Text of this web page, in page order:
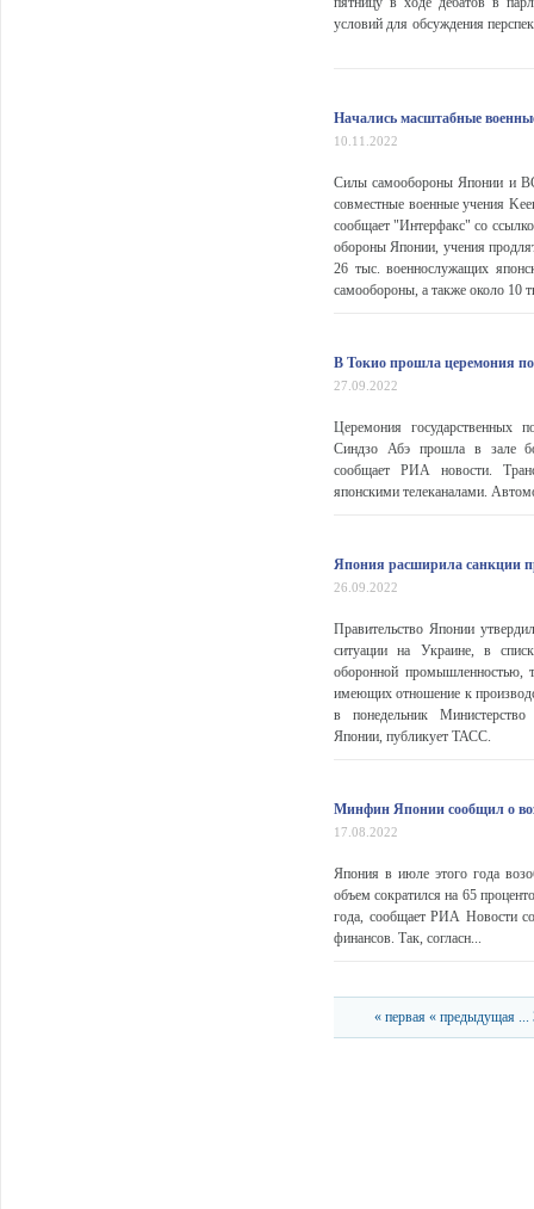
условий для обсуждения
Начались масштабные
10.11.2022
Силы самообороны Японии и
совместные военные учения
сообщает "Интерфакс" со
обороны Японии, учения
26 тыс. военнослужащих
самообороны, а также около 10
В Токио прошла церемония
27.09.2022
Церемония государственных
Синдзо Абэ прошла в зале
сообщает РИА новости.
японскими телеканалами.
Япония расширила санкции
26.09.2022
Правительство Японии
ситуации на Украине, в
оборонной промышленностью,
имеющих отношение к
в понедельник
Японии, публикует ТАСС.
Минфин Японии сообщил о
17.08.2022
Япония в июле этого года
объем сократился на 65
года, сообщает РИА Новости
финансов. Так, согласн...
« первая « предыдущая ...